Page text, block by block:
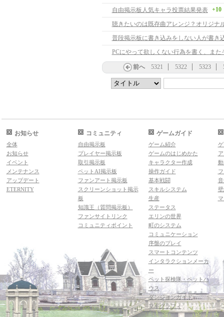
自由掲示板人気キャラ投票結果発表 +10
聴きたいのは既存曲アレンジ？オリジナ
普段掲示板に書き込みをしない人が書き
前へ 5321 5322 5323
お知らせ
全体
お知らせ
イベント
メンテナンス
アップデート
ETERNITY
コミュニティ
自由掲示板
プレイヤー掲示板
取引掲示板
ペットAI掲示板
ファンアート掲示板
スクリーンショット掲示
板
知識王（質問掲示板）
ファンサイトリンク
コミュニティポイント
ゲームガイド
ゲーム紹介
ゲームのはじめかた
キャラクター作成
操作ガイド
基本戦闘
スキルシステム
生産
ステータス
エリンの世界
町のシステム
コミュニケーション
序盤のプレイ
スマートコンテンツ
インタラクションメーカ
ー
ペット探検隊・ペットハ
ウス
ダンジョンガイド
マギグラフィ